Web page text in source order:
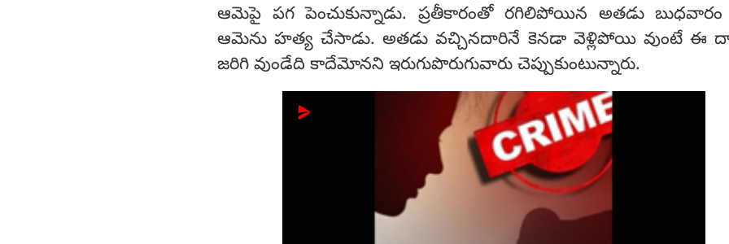
ఆమెపై పగ పెంచుకున్నాడు. ప్రతీకారంతో రగిలిపోయిన అతడు
ఆమెను హత్య చేసాడు. అతడు వచ్చినదారినే కెనడా వెళ్లిపోయి వుంటే ఈ
జరిగి వుండేది కాదేమోనని ఇరుగుపొరుగువారు చెప్పుకుంటున్నారు.